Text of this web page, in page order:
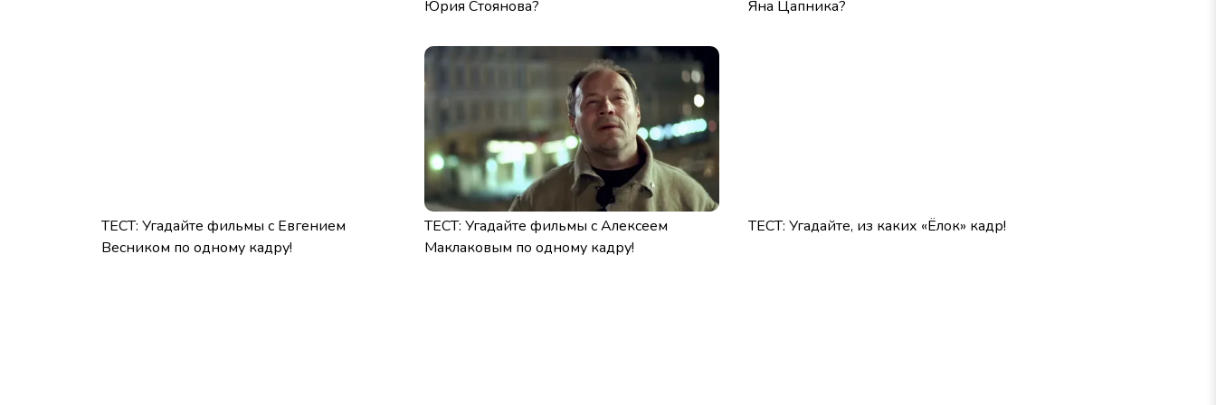
Юрия Стоянова? Яна Цапника?
ТЕСТ: Угадайте фильмы с Евгением
Весником по одному кадру!
ТЕСТ: Угадайте фильмы с Алексеем
Маклаковым по одному кадру!
ТЕСТ: Угадайте, из каких «Ёлок» кадр!